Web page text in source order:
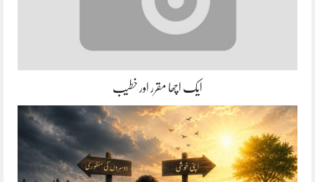
ایک اچھا مقرر اور خطیب